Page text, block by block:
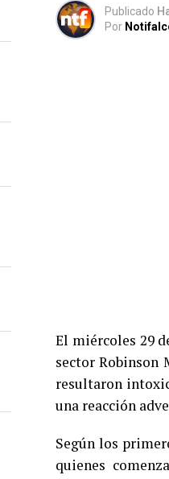
Publicado
Por
El miércoles 29
sector Robinson
resultaron
una reacción
Según los
quienes